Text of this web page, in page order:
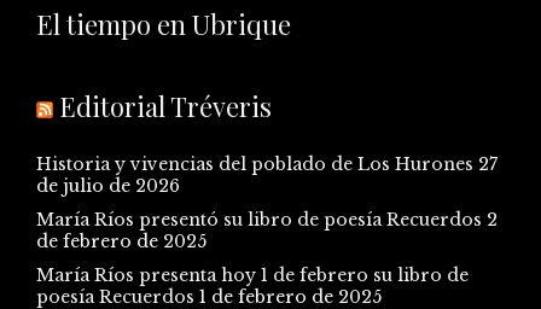
El tiempo en Ubrique
Editorial Tréveris
Historia y vivencias del poblado de Los Hurones 27
de julio de 2026
María Ríos presentó su libro de poesía Recuerdos 2
de febrero de 2025
María Ríos presenta hoy 1 de febrero su libro de
poesía Recuerdos 1 de febrero de 2025